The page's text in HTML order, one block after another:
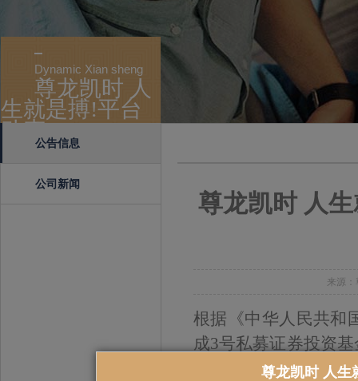
Dynamic Xian sheng
尊龙凯时 人
生就是搏!平台
动态
公告信息
公司新闻
尊龙凯时 人
来源
根据《中华人民共和
成3号私募证券投资
道成3号私募证券投
尊龙凯时 人生